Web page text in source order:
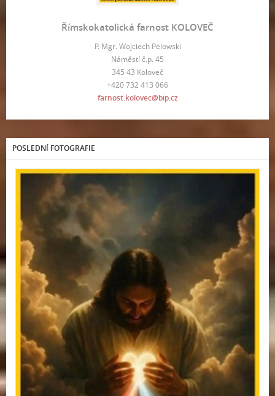
Římskokatolická farnost KOLOVEČ
P. Mgr. Wojciech Pelowski
Náměstí č.p. 45
345 43 Koloveč
+420 732 413 066
farnost.kolovec@bip.cz
POSLEDNÍ FOTOGRAFIE